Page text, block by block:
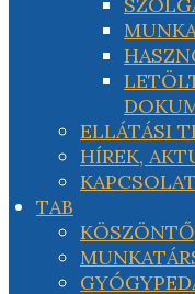
ELLÁTÁSI
HÍREK,
KAPCSOLAT
TAB
KÖSZÖNTŐ